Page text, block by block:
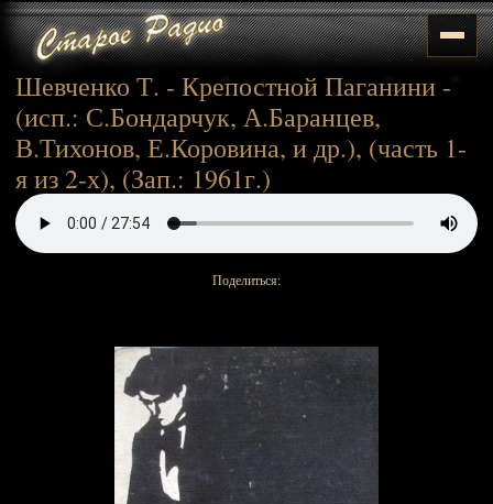
Шевченко Т. - Крепостной Паганини -
(исп.: С.Бондарчук, А.Баранцев,
В.Тихонов, Е.Коровина, и др.), (часть 1-
я из 2-х), (Зап.: 1961г.)
Поделиться: